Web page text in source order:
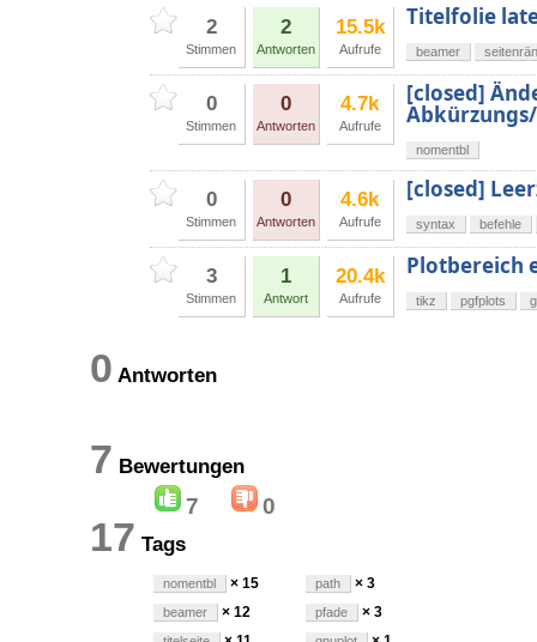
2
Stimmen
2
Antworten
15.5k
Aufrufe
Titelfolie
beamer
0
Stimmen
0
Antworten
4.7k
Aufrufe
[closed]
nomentbl
0
Stimmen
0
Antworten
4.6k
Aufrufe
[closed]
syntax befehle
3
Stimmen
1
Antwort
20.4k
Aufrufe
Plotbereich
tikz pgfplots
0 Antworten
7 Bewertungen
7 0
17 Tags
nomentbl × 15
beamer × 12
path × 3
pfade × 3